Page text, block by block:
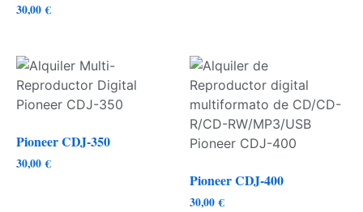
30,00€
Pioneer CDJ-350
30,00€
Pioneer CDJ-400
30,00€